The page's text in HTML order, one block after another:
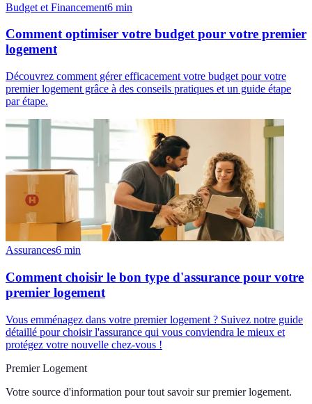
Budget et Financement6 min
Comment optimiser votre budget pour votre premier
logement
Découvrez comment gérer efficacement votre budget pour votre
premier logement grâce à des conseils pratiques et un guide étape
par étape.
Assurances6 min
Comment choisir le bon type d'assurance pour votre
premier logement
Vous emménagez dans votre premier logement ? Suivez notre guide
détaillé pour choisir l'assurance qui vous conviendra le mieux et
protégez votre nouvelle chez-vous !
Premier Logement
Votre source d'information pour tout savoir sur premier logement.